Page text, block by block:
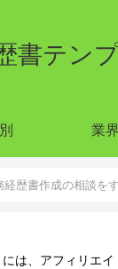
書テン
業
歴書作成の相談を
は、アフィリエイ